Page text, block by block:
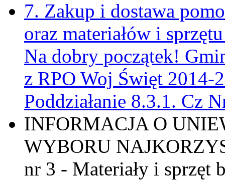
7. Zakup i dostawa
oraz materiałów i
Na dobry początek!
z RPO Woj Święt 2014-
Poddziałanie 8.3.1. Cz
INFORMACJA O
WYBORU
nr 3 - Materiały i sprzęt